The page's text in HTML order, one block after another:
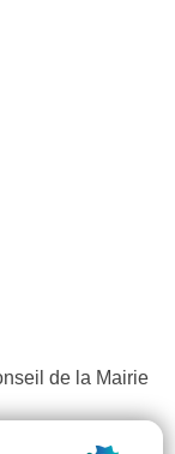
de la Mairie